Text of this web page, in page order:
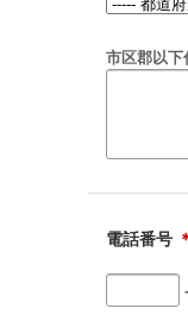
市区郡以下
電話番号
-